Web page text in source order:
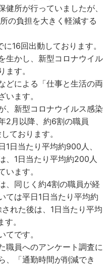
所が行っていましたが、
の負担を大きく軽減する
16回出動しております。
生かし、新型コロナウイル
す。
どによる「仕事と生活の両
ます。
、新型コロナウイルス感染
2月以降、約6割の職員
ております。
1日当たり平均約900人、
、1日当たり平均約200人
ます。
、同じく約4割の職員が経
ては平日1日当たり平均約
れた後は、1日当たり平均
。
です。
職員へのアンケート調査に
、「通勤時間が削減でき